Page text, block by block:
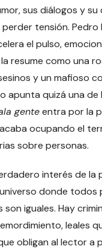
sus diálogos y
tensión. Pedro
el pulso,
resume como una
y un mafioso
apunta quizá una de
genteentra por la
ocupando el
sobre personas.
interés de la
donde todos
iguales. Hay
leales
obligan al lector a